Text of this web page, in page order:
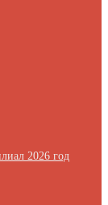
2026 год